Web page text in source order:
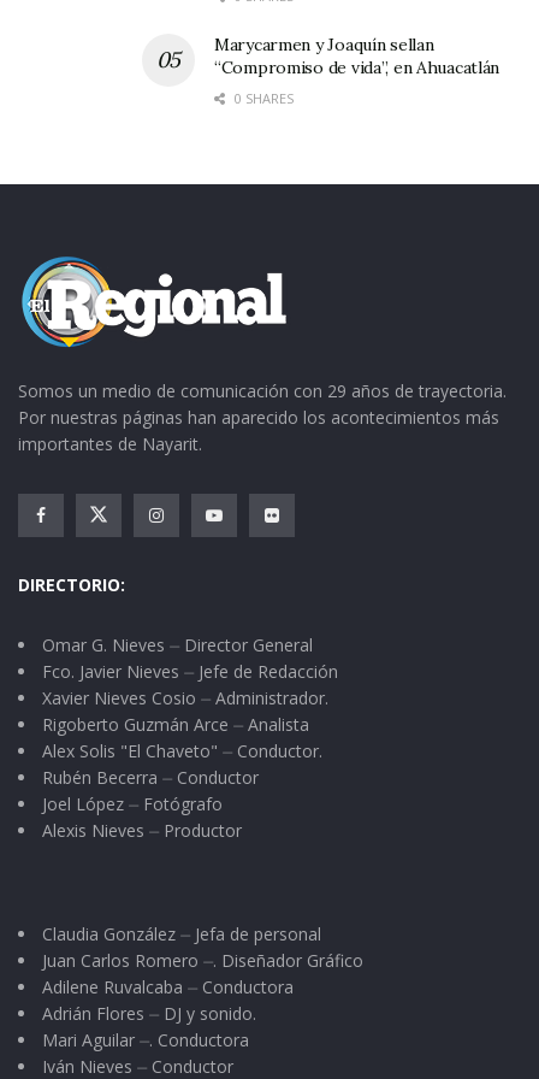
Mientras tanto sigamos disfrutando de los
beneficios de la fe…un mundo más consciente
de sus actos, medido y precavido.
suspirar, levantarse; ¡Esto es la fe!
Marycarmen y Joaquín sellan
“Compromiso de vida”, en Ahuacatlán
0 SHARES
Somos un medio de comunicación con 29 años de trayectoria.
Por nuestras páginas han aparecido los acontecimientos más
importantes de Nayarit.
DIRECTORIO:
Omar G. Nieves ⏤ Director General
Fco. Javier Nieves ⏤ Jefe de Redacción
Xavier Nieves Cosio ⏤ Administrador.
Rigoberto Guzmán Arce ⏤ Analista
Alex Solis "El Chaveto" ⏤ Conductor.
Rubén Becerra ⏤ Conductor
Joel López ⏤ Fotógrafo
Alexis Nieves ⏤ Productor
Claudia González ⏤ Jefa de personal
Juan Carlos Romero ⏤. Diseñador Gráfico
Adilene Ruvalcaba ⏤ Conductora
Adrián Flores ⏤ DJ y sonido.
Mari Aguilar ⏤. Conductora
Iván Nieves ⏤ Conductor